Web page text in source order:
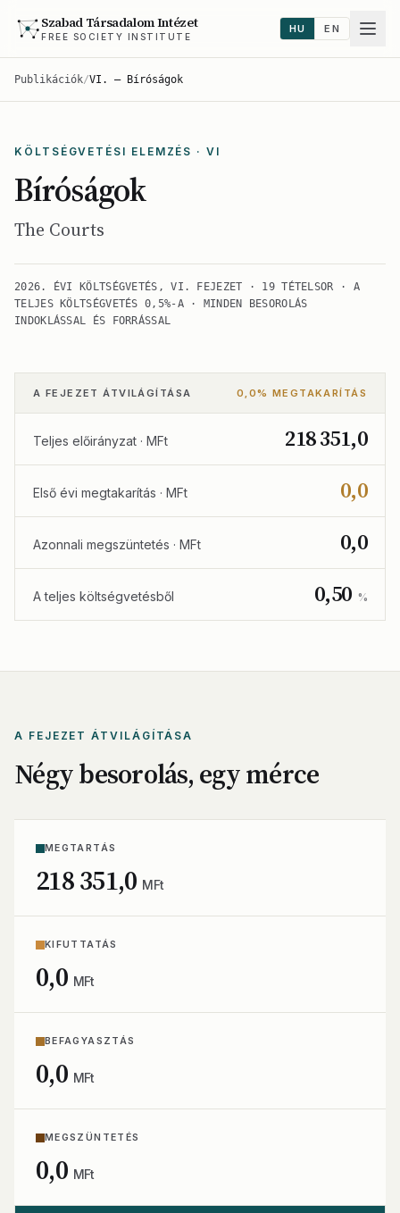
Szabad Társadalom Intézet
FREE SOCIETY INSTITUTE
HU EN
Publikációk/VI. — Bíróságok
KÖLTSÉGVETÉSI ELEMZÉS · VI
Bíróságok
The Courts
2026. ÉVI KÖLTSÉGVETÉS, VI. FEJEZET · 19 TÉTELSOR · A
TELJES KÖLTSÉGVETÉS 0,5%-A · MINDEN BESOROLÁS
INDOKLÁSSAL ÉS FORRÁSSAL
A FEJEZET ÁTVILÁGÍTÁSA 0,0% MEGTAKARÍTÁS
Teljes előirányzat · MFt 218 351,0
Első évi megtakarítás · MFt 0,0
Azonnali megszüntetés · MFt 0,0
A teljes költségvetésből 0,50 %
A FEJEZET ÁTVILÁGÍTÁSA
Négy besorolás, egy mérce
MEGTARTÁS
218 351,0 MFt
KIFUTTATÁS
0,0 MFt
BEFAGYASZTÁS
0,0 MFt
MEGSZÜNTETÉS
0,0 MFt